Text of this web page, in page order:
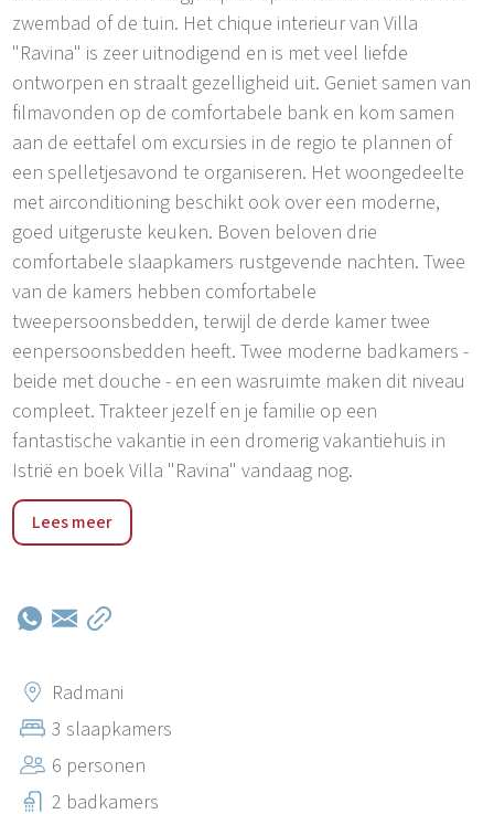
zwembad of de tuin. Het chique interieur van Villa
"Ravina" is zeer uitnodigend en is met veel liefde
ontworpen en straalt gezelligheid uit. Geniet samen van
filmavonden op de comfortabele bank en kom samen
aan de eettafel om excursies in de regio te plannen of
een spelletjesavond te organiseren. Het woongedeelte
met airconditioning beschikt ook over een moderne,
goed uitgeruste keuken. Boven beloven drie
comfortabele slaapkamers rustgevende nachten. Twee
van de kamers hebben comfortabele
tweepersoonsbedden, terwijl de derde kamer twee
eenpersoonsbedden heeft. Twee moderne badkamers -
beide met douche - en een wasruimte maken dit niveau
compleet. Trakteer jezelf en je familie op een
fantastische vakantie in een dromerig vakantiehuis in
Istrië en boek Villa "Ravina" vandaag nog.
Ontdek het schilderachtige dorpje Radmani, genesteld in
de buurt van Porec in Istrië, dat een rustige ontsnapping
Lees meer
Radmani
3 slaapkamers
6 personen
2 badkamers